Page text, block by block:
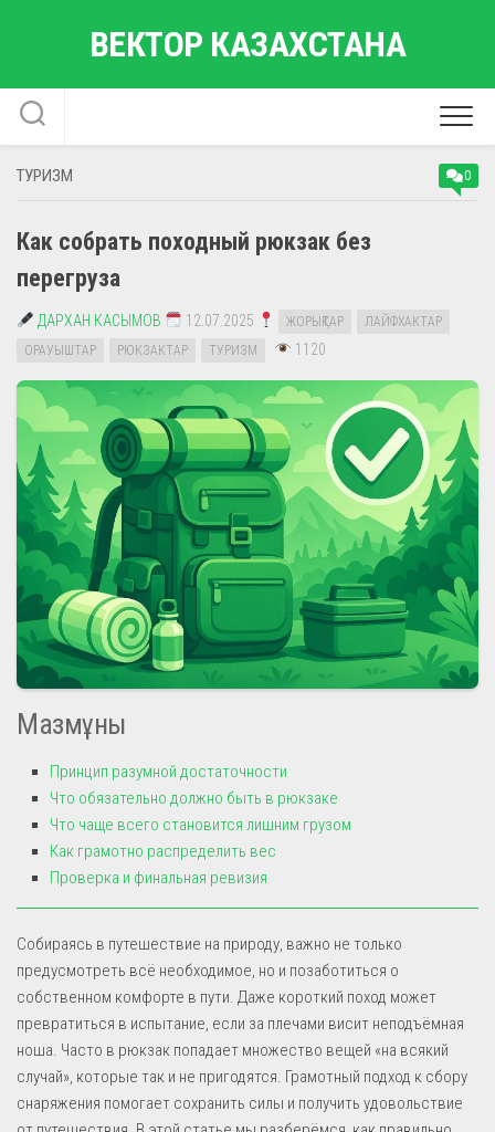
ВЕКТОР КАЗАХСТАНА
ТУРИЗМ 0
Как собрать походный рюкзак без
перегруза
ДАРХАН КАСЫМОВ 12.07.2025 ЖОРЫҚТАР
ЛАЙФХАКТАР
ОРАУЫШТАР
РЮКЗАКТАР ТУРИЗМ 1120
Мазмұны
Принцип разумной достаточности
Что обязательно должно быть в рюкзаке
Что чаще всего становится лишним грузом
Как грамотно распределить вес
Проверка и финальная ревизия
Собираясь в путешествие на природу, важно не только
предусмотреть всё необходимое, но и позаботиться о
собственном комфорте в пути. Даже короткий поход может
превратиться в испытание, если за плечами висит неподъёмная
ноша. Часто в рюкзак попадает множество вещей «на всякий
случай», которые так и не пригодятся. Грамотный подход к сбору
снаряжения помогает сохранить силы и получить удовольствие